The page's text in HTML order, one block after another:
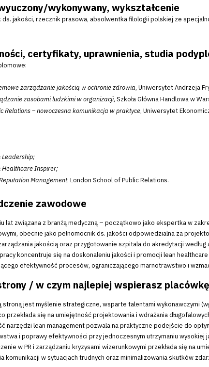
wykonywany, wykształcenie
ds. jakości, rzecznik prasowa, absolwentka filologii polskiej ze
certyfikaty, uprawnienia, studia
zarządzanie jakością w ochronie zdrowia, Uniwersytet Andrzeja
zasobami ludzkimi w organizacji, Szkoła Główna Handlowa w
Relations – nowoczesna komunikacja w praktyce, Uniwersytet
Leadership;
Healthcare Inspirer;
Management, London School of Public Relations.
zawodowe
lat związana z branżą medyczną – początkowo jako ekspertka w
obecnie jako pełnomocnik ds. jakości odpowiedzialna za
jakością oraz przygotowanie szpitala do akredytacji
koncentruje się na doskonaleniu jakości i promocji lean
efektywność procesów, ograniczającego marnotrawstwo i
/ w czym najlepiej wspierasz
stroną jest myślenie strategiczne, wsparte talentami wykonawczymi
przekłada się na umiejętność projektowania i wdrażania
narzędzi lean management pozwala na praktyczne podejście do
i poprawy efektywności przy jednoczesnym utrzymaniu wysokiej
w PR i zarządzaniu kryzysami wizerunkowymi przekłada się na
komunikacji w sytuacjach trudnych oraz minimalizowania skutków